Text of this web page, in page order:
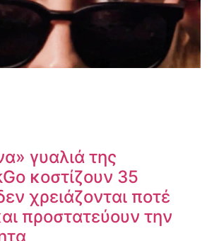
γυαλιά της
κοστίζουν 35
χρειάζονται ποτέ
προστατεύουν την